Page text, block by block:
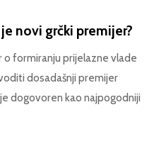
novi grčki premijer?
formiranju prijelazne vlade
dosadašnji premijer
je dogovoren kao najpogodniji